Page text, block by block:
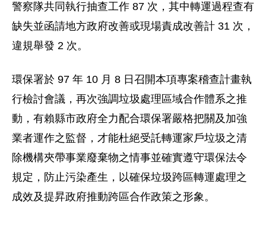
警察隊共同執行抽查工作 87 次，其中轉運過程查有
缺失並函請地方政府改善或現場責成改善計 31 次，
違規舉發 2 次。
環保署於 97 年 10 月 8 日召開本項專案稽查計畫執
行檢討會議，再次強調垃圾處理區域合作體系之推
動，有賴縣市政府全力配合環保署嚴格把關及加強
業者運作之監督，才能杜絕受託轉運家戶垃圾之清
除機構夾帶事業廢棄物之情事並確實遵守環保法令
規定，防止污染產生，以確保垃圾跨區轉運處理之
成效及提昇政府推動跨區合作政策之形象。